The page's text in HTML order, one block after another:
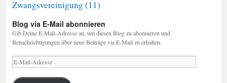
Zwangsvereinigung (11)
Blog via E-Mail abonnieren
Gib Deine E-Mail-Adresse an, um diesen Blog zu abonnieren und
Benachrichtigungen über neue Beiträge via E-Mail zu erhalten.
E-
Mail-
Adresse